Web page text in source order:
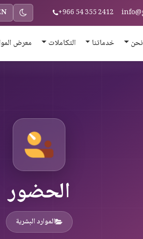
+966 54 355 2412
خدماتنا التكاملات معرض
الحضور
الموارد البشرية